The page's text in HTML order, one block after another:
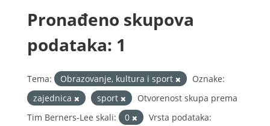
Pronađeno skupova
podataka: 1
Tema: Obrazovanje, kultura i sport
Oznake:
zajednica
sport
Otvorenost skupa prema
Tim Berners-Lee skali:
0
Vrsta podataka: